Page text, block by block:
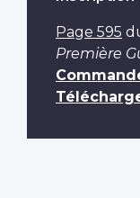
Page 595
Première